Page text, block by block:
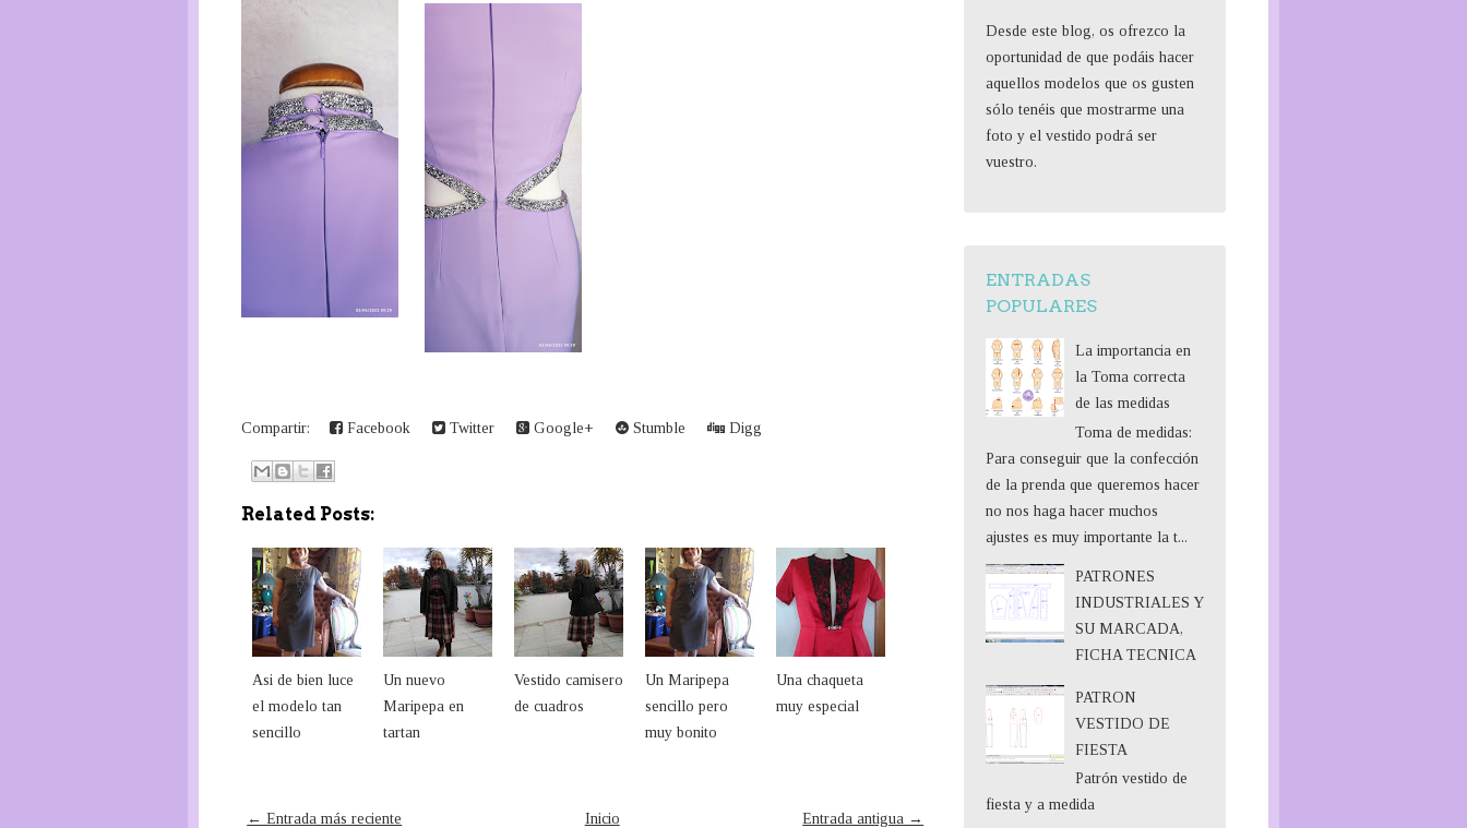
Compartir: Facebook Twitter Google+ Stumble Digg
Related Posts:
Asi de bien luce
el modelo tan
sencillo
Un nuevo
Maripepa en
tartan
Vestido camisero
de cuadros
Un Maripepa
sencillo pero
muy bonito
Una chaqueta
muy especial
← Entrada más reciente Entrada antigua →
Inicio
Desde este blog, os ofrezco la
oportunidad de que podáis hacer
aquellos modelos que os gusten
sólo tenéis que mostrarme una
foto y el vestido podrá ser
vuestro.
ENTRADAS
POPULARES
La importancia en
la Toma correcta
de las medidas
Toma de medidas:
Para conseguir que la confección
de la prenda que queremos hacer
no nos haga hacer muchos
ajustes es muy importante la t...
PATRONES
INDUSTRIALES Y
SU MARCADA,
FICHA TECNICA
PATRON
VESTIDO DE
FIESTA
Patrón vestido de
fiesta y a medida